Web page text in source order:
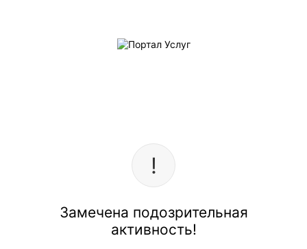
Замечена подозрительная
активность!